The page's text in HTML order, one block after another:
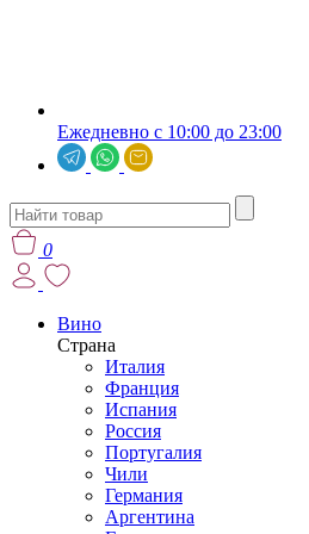
Ежедневно с 10:00 до 23:00
0
Вино
Страна
Италия
Франция
Испания
Россия
Португалия
Чили
Германия
Аргентина